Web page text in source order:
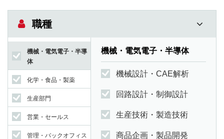
職種
機械・電気電子・半導
体
化学・食品・製薬
生産部門
営業・セールス
管理・バックオフィス
機械・電気電子・半導体
機械設計・CAE解析
回路設計・制御設計
生産技術・製造技術
商品企画・製品開発